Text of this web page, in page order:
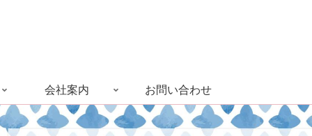
会社案内 お問い合わせ